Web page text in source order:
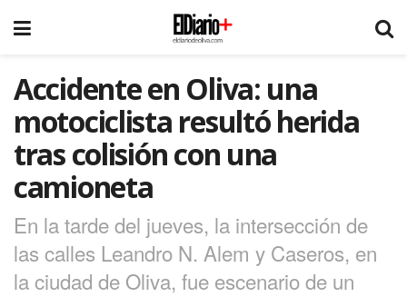
Accidente en Oliva: una
motociclista resultó herida
tras colisión con una
camioneta
En la tarde del jueves, la intersección de
las calles Leandro N. Alem y Caseros, en
la ciudad de Oliva, fue escenario de un